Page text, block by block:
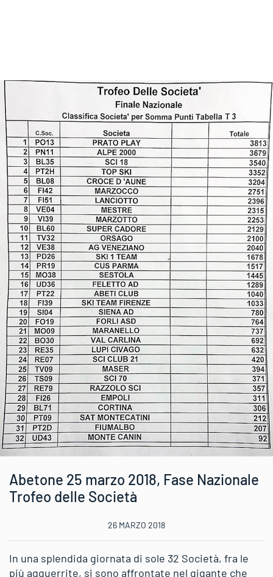
Abetone 25 marzo 2018, Fase Nazionale
Trofeo delle Società
26 MARZO 2018
In una splendida giornata di sole 32 Società, fra le
più agguerrite, si sono affrontate nel gigante che